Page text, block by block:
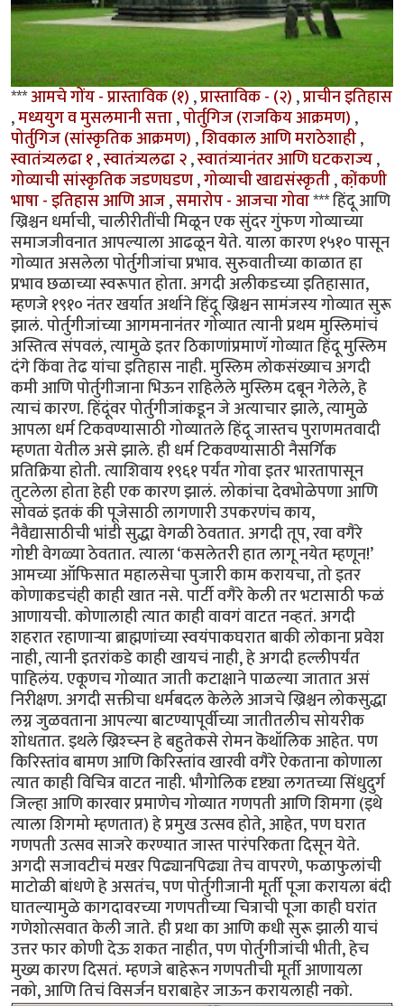
***आमचे गोंय - प्रास्ताविक (१),प्रास्ताविक - (२),प्राचीन इतिहास
,मध्ययुग व मुसलमानी सत्ता,पोर्तुगिज (राजकिय आक्रमण),
पोर्तुगिज (सांस्कृतिक आक्रमण),शिवकाल आणि मराठेशाही,
स्वातंत्र्यलढा १,स्वातंत्र्यलढा २,स्वातंत्र्यानंतर आणि घटकराज्य,
गोव्याची सांस्कृतिक जडणघडण,गोव्याची खाद्यसंस्कृती,को़ंकणी
भाषा - इतिहास आणि आज,समारोप - आजचा गोवा*** हिंदू आणि
ख्रिश्चन धर्माची, चालीरीतींची मिळून एक सुंदर गुंफण गोव्याच्या
समाजजीवनात आपल्याला आढळून येते. याला कारण १५१० पासून
गोव्यात असलेला पोर्तुगीजांचा प्रभाव. सुरुवातीच्या काळात हा
प्रभाव छळाच्या स्वरूपात होता. अगदी अलीकडच्या इतिहासात,
म्हणजे १९१० नंतर खर्यात अर्थाने हिंदू ख्रिश्चन सामंजस्य गोव्यात सुरू
झालं. पोर्तुगीजांच्या आगमनानंतर गोव्यात त्यानी प्रथम मुस्लिमांचं
अस्तित्व संपवलं, त्यामुळे इतर ठिकाणांप्रमाणॅ गोव्यात हिंदू मुस्लिम
दंगे किंवा तेढ यांचा इतिहास नाही. मुस्लिम लोकसंख्याच अगदी
कमी आणि पोर्तुगीजाना भिऊन राहिलेले मुस्लिम दबून गेलेले, हे
त्याचं कारण. हिंदूंवर पोर्तुगीजांकडून जे अत्याचार झाले, त्यामुळे
आपला धर्म टिकवण्यासाठी गोव्यातले हिंदू जास्तच पुराणमतवादी
म्हणता येतील असे झाले. ही धर्म टिकवण्यासाठी नैसर्गिक
प्रतिक्रिया होती. त्याशिवाय १९६१ पर्यंत गोवा इतर भारतापासून
तुटलेला होता हेही एक कारण झालं. लोकांचा देवभोळेपणा आणि
सोवळं इतकं की पूजेसाठी लागणारी उपकरणंच काय,
नैवैद्यासाठीची भांडी सुद्धा वेगळी ठेवतात. अगदी तूप, रवा वगैरे
गोष्टी वेगळ्या ठेवतात. त्याला ‘कसलेतरी हात लागू नयेत म्हणून!’
आमच्या ऑफिसात महालसेचा पुजारी काम करायचा, तो इतर
कोणाकडचंही काही खात नसे. पार्टी वगैरे केली तर भटासाठी फळं
आणायची. कोणालाही त्यात काही वावगं वाटत नव्हतं. अगदी
शहरात रहाणार्‍या ब्राह्मणांच्या स्वयंपाकघरात बाकी लोकाना प्रवेश
नाही, त्यानी इतरांकडे काही खायचं नाही, हे अगदी हल्लीपर्यंत
पाहिलंय. एकूणच गोव्यात जाती कटाक्षाने पाळल्या जातात असं
निरीक्षण. अगदी सक्तीचा धर्मबदल केलेले आजचे ख्रिश्चन लोकसुद्धा
लग्न जुळवताना आपल्या बाटण्यापूर्वीच्या जातीतलीच सोयरीक
शोधतात. इथले ख्रिश्च्स्न हे बहुतेकसे रोमन कॆथॉलिक आहेत. पण
किरिस्तांव बामण आणि किरिस्तांव खारवी वगैरे ऐकताना कोणाला
त्यात काही विचित्र वाटत नाही. भौगोलिक दृष्ट्या लगतच्या सिंधुदुर्ग
जिल्हा आणि कारवार प्रमाणेच गोव्यात गणपती आणि शिमगा (इथे
त्याला शिगमो म्हणतात) हे प्रमुख उत्सव होते, आहेत, पण घरात
गणपती उत्सव साजरे करण्यात जास्त पारंपरिकता दिसून येते.
अगदी सजावटीचं मखर पिढ्यानपिढ्या तेच वापरणे, फळाफुलांची
माटोळी बांधणे हे असतंच, पण पोर्तुगीजानी मूर्ती पूजा करायला बंदी
घातल्यामुळे कागदावरच्या गणपतीच्या चित्राची पूजा काही घरांत
गणेशोत्सवात केली जाते. ही प्रथा का आणि कधी सुरू झाली याचं
उत्तर फार कोणी देऊ शकत नाहीत, पण पोर्तुगीजांची भीती, हेच
मुख्य कारण दिसतं. म्हणजे बाहेरून गणपतीची मूर्ती आणायला
नको, आणि तिचं विसर्जन घराबाहेर जाऊन करायलाही नको.